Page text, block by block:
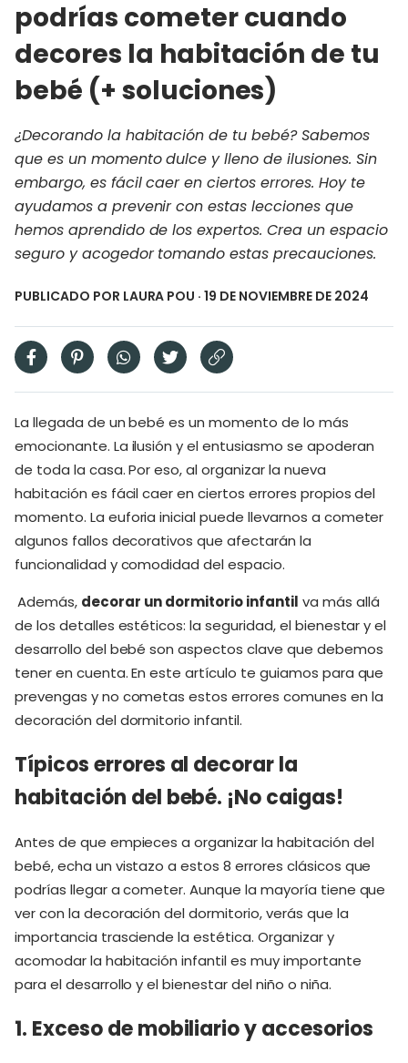
podrías cometer cuando
decores la habitación de tu
bebé (+ soluciones)
¿Decorando la habitación de tu bebé? Sabemos
que es un momento dulce y lleno de ilusiones. Sin
embargo, es fácil caer en ciertos errores. Hoy te
ayudamos a prevenir con estas lecciones que
hemos aprendido de los expertos. Crea un espacio
seguro y acogedor tomando estas precauciones.
PUBLICADO POR LAURA POU · 19 DE NOVIEMBRE DE 2024
La llegada de un bebé es un momento de lo más
emocionante. La ilusión y el entusiasmo se apoderan
de toda la casa. Por eso, al organizar la nueva
habitación es fácil caer en ciertos errores propios del
momento. La euforia inicial puede llevarnos a cometer
algunos fallos decorativos que afectarán la
funcionalidad y comodidad del espacio.
Además, decorar un dormitorio infantil va más allá
de los detalles estéticos: la seguridad, el bienestar y el
desarrollo del bebé son aspectos clave que debemos
tener en cuenta. En este artículo te guiamos para que
prevengas y no cometas estos errores comunes en la
decoración del dormitorio infantil.
Típicos errores al decorar la
habitación del bebé. ¡No caigas!
Antes de que empieces a organizar la habitación del
bebé, echa un vistazo a estos 8 errores clásicos que
podrías llegar a cometer. Aunque la mayoría tiene que
ver con la decoración del dormitorio, verás que la
importancia trasciende la estética. Organizar y
acomodar la habitación infantil es muy importante
para el desarrollo y el bienestar del niño o niña.
1. Exceso de mobiliario y accesorios